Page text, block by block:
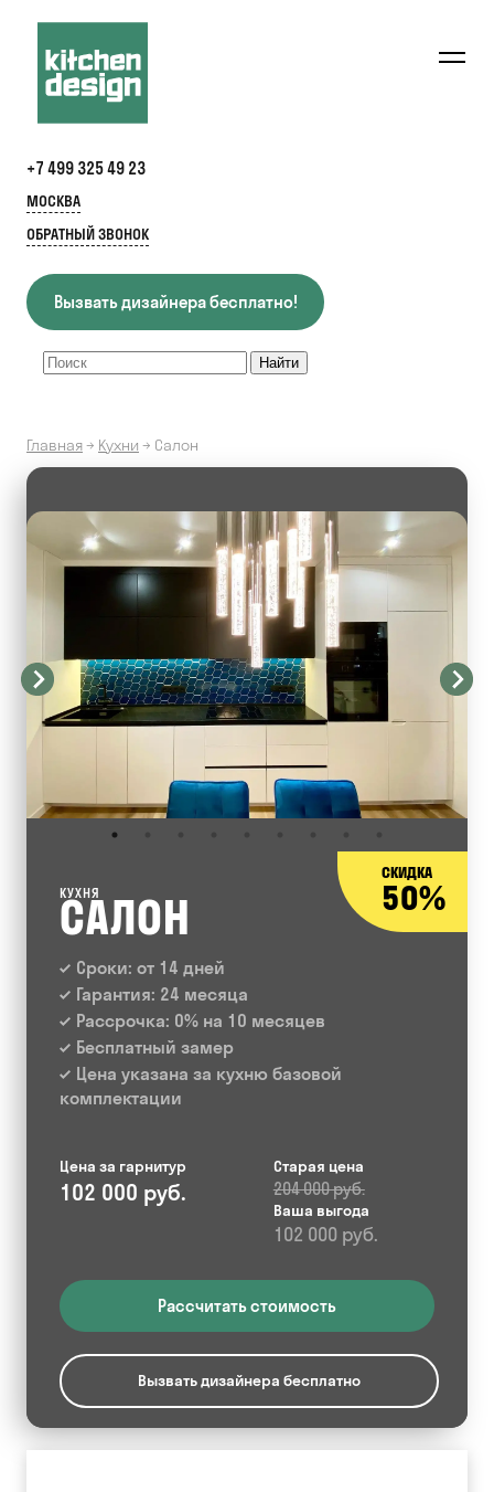
+7 499 325 49 23
МОСКВА
ОБРАТНЫЙ ЗВОНОК
Вызвать дизайнера бесплатно!
Главная→ Кухни → Салон
СКИДКА
50%
КУХНЯ
САЛОН
Сроки: от 14 дней
Гарантия: 24 месяца
Рассрочка: 0% на 10 месяцев
Бесплатный замер
Цена указана за кухню базовой
комплектации
Цена за гарнитур
102 000 руб.
Старая цена
204 000 руб.
Ваша выгода
102 000 руб.
Рассчитать стоимость
Вызвать дизайнера бесплатно